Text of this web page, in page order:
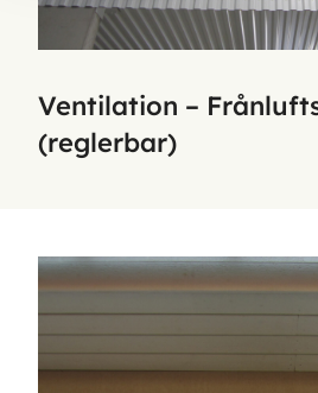
Ventilation –
(reglerbar)